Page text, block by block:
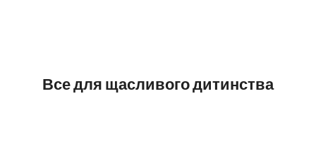
Все для щасливого дитинства